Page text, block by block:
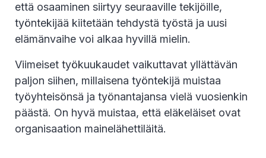
että osaaminen siirtyy seuraaville tekijöille,
työntekijää kiitetään tehdystä työstä ja uusi
elämänvaihe voi alkaa hyvillä mielin.
Viimeiset työkuukaudet vaikuttavat yllättävän
paljon siihen, millaisena työntekijä muistaa
työyhteisönsä ja työnantajansa vielä vuosienkin
päästä. On hyvä muistaa, että eläkeläiset ovat
organisaation mainelähettiläitä.